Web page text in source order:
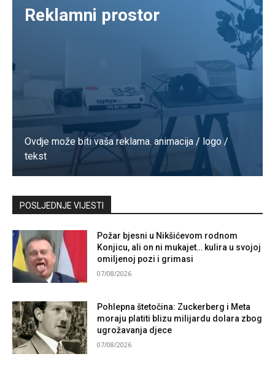
Reklamni prostor
Ovdje može biti vaša reklama. animacija / logo /
tekst
Kontaktirajte nas
POSLJEDNJE VIJESTI
Požar bjesni u Nikšićevom rodnom
Konjicu, ali on ni mukajet… kulira u svojoj
omiljenoj pozi i grimasi
07/08/2026
Pohlepna štetočina: Zuckerberg i Meta
moraju platiti blizu milijardu dolara zbog
ugrožavanja djece
07/08/2026